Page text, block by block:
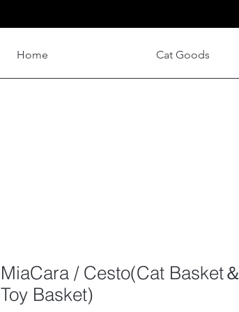
Home Cat Goods
MiaCara / Cesto(Cat Basket＆
Toy Basket)